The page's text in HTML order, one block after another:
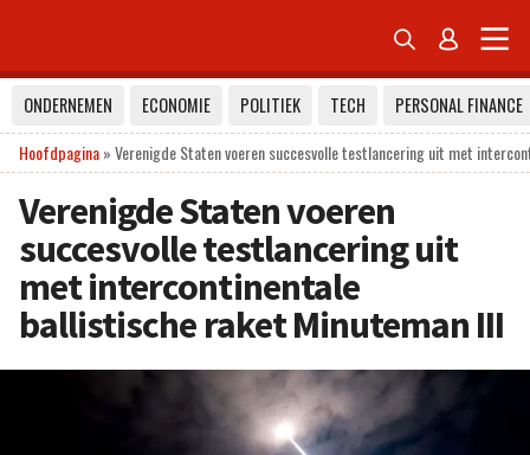
 
ONDERNEMEN ECONOMIE POLITIEK TECH
PERSONAL FINANCE
Hoofdpagina»Verenigde Staten voeren succesvolle testlancering uit met
Verenigde Staten voeren
succesvolle testlancering uit
met intercontinentale
ballistische raket Minuteman III